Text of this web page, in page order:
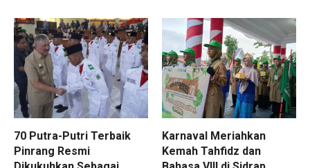
70 Putra-Putri Terbaik
Pinrang Resmi
Karnaval Meriahkan
Kemah Tahfidz dan